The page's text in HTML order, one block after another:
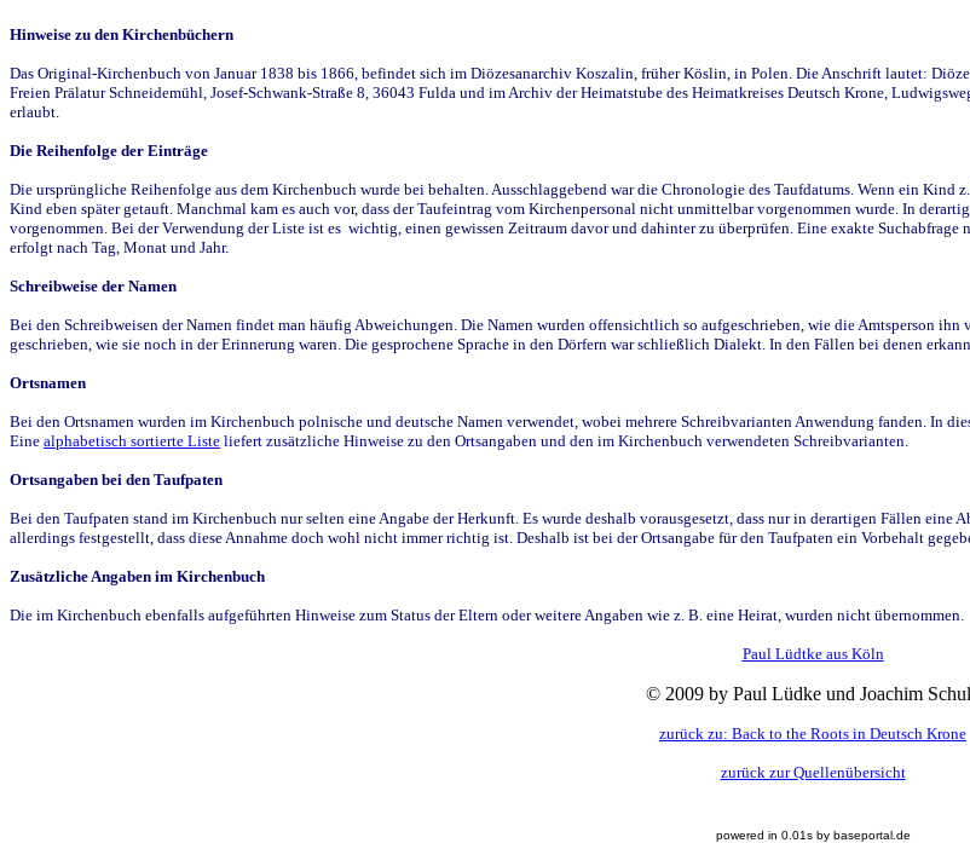
Hinweise zu den Kirchenbüchern
Das Original-Kirchenbuch von Januar 1838 bis 1866, befindet sich im Diözesanarchiv Koszalin, früher Köslin, in Polen. Die Anschrift lautet:
Freien Prälatur Schneidemühl, Josef-Schwank-Straße 8, 36043 Fulda und im Archiv der Heimatstube des Heimatkreises Deutsch Krone,
erlaubt.
Die Reihenfolge der Einträge
Die ursprüngliche Reihenfolge aus dem Kirchenbuch wurde bei behalten. Ausschlaggebend war die Chronologie des Taufdatums. Wenn ein
Kind eben später getauft. Manchmal kam es auch vor, dass der Taufeintrag vom Kirchenpersonal nicht unmittelbar vorgenommen wurde. In
vorgenommen. Bei der Verwendung der Liste ist es wichtig, einen gewissen Zeitraum davor und dahinter zu überprüfen. Eine exakte
erfolgt nach Tag, Monat und Jahr.
Schreibweise der Namen
Bei den Schreibweisen der Namen findet man häufig Abweichungen. Die Namen wurden offensichtlich so aufgeschrieben, wie die Amtsperson ihn
geschrieben, wie sie noch in der Erinnerung waren. Die gesprochene Sprache in den Dörfern war schließlich Dialekt. In den Fällen bei denen
Ortsnamen
Bei den Ortsnamen wurden im Kirchenbuch polnische und deutsche Namen verwendet, wobei mehrere Schreibvarianten Anwendung fanden. In
Eine alphabetisch sortierte Liste liefert zusätzliche Hinweise zu den Ortsangaben und den im Kirchenbuch verwendeten Schreibvarianten.
Ortsangaben bei den Taufpaten
Bei den Taufpaten stand im Kirchenbuch nur selten eine Angabe der Herkunft. Es wurde deshalb vorausgesetzt, dass nur in derartigen Fällen
allerdings festgestellt, dass diese Annahme doch wohl nicht immer richtig ist. Deshalb ist bei der Ortsangabe für den Taufpaten ein Vorbehalt
Zusätzliche Angaben im Kirchenbuch
Die im Kirchenbuch ebenfalls aufgeführten Hinweise zum Status der Eltern oder weitere Angaben wie z. B. eine Heirat, wurden nicht übernommen.
Paul Lüdtke aus Köln
© 2009 by Paul Lüdke und Joachim
zurück zu: Back to the Roots in Deutsch Krone
zurück zur Quellenübersicht
powered in 0.01s by baseportal.de